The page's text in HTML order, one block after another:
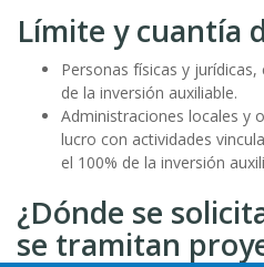
Límite y cuantía
Personas físicas y
de la inversión auxiliable.
Administraciones locales y
lucro con actividades
el 100% de la inversión
¿Dónde se
se tramitan